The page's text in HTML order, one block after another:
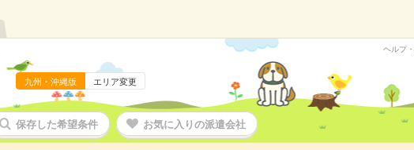
九州・沖縄版 エリア変更
ヘルプ
保存した希望条件 お気に入りの派遣会社